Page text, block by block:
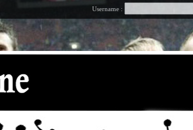
Username :